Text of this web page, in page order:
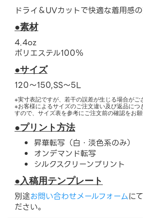
ドライ＆UVカットで快適な着用感
●素材
4.4oz
ポリエステル100％
●サイズ
120〜150,SS〜5L
※実寸表記ですが、若干の誤差が生じる場合がご
※お客様によるサイズのご注文違い及び返品につ
すので、サイズ表を参考にご注文前の確認をお願
●プリント方法
昇華転写（白・淡色系のみ）
オンデマンド転写
シルクスクリーンプリント
●入稿用テンプレート
別途お問い合わせメールフォームに
ださい。